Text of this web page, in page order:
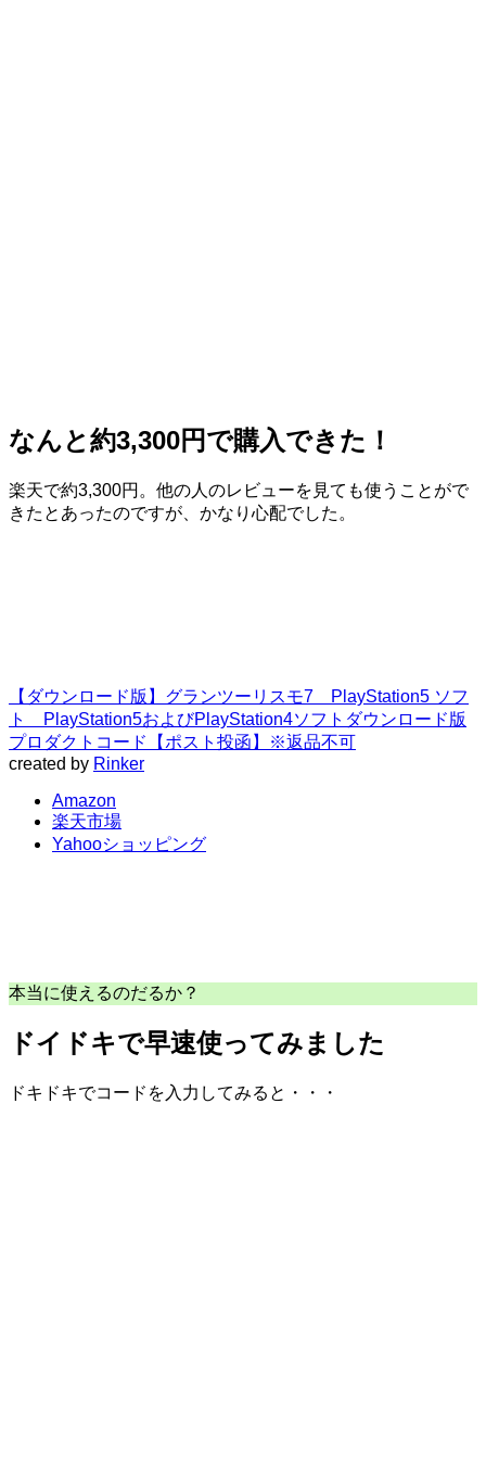
なんと約3,300円で購入できた！
楽天で約3,300円。他の人のレビューを見ても使うことがで
きたとあったのですが、かなり心配でした。
【ダウンロード版】グランツーリスモ7 PlayStation5 ソフ
ト PlayStation5およびPlayStation4ソフトダウンロード版
プロダクトコード【ポスト投函】※返品不可
created by Rinker
Amazon
楽天市場
Yahooショッピング
本当に使えるのだるか？
ドイドキで早速使ってみました
ドキドキでコードを入力してみると・・・